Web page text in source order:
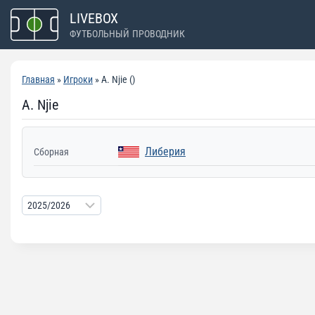
Перейти
содержимому
LIVEBOX
ФУТБОЛЬНЫЙ ПРОВОДНИК
Главная » Игроки » A. Njie ()
A. Njie
Сборная Либерия